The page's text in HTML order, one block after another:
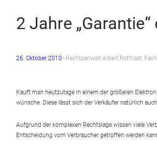
2 Jahre
26. Oktober 2010– Rechtsanwalt Albert Potthast,
Kauft man heutzutage in einem der größeren
wünsche. Diese lässt sich der Verkäufer natürlich
Aufgrund der komplexen Rechtslage wissen viele
Entscheidung vom Verbraucher getroffen werden